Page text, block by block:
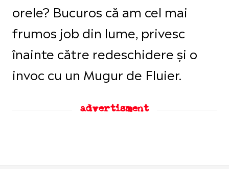
orele? Bucuros că am cel mai
frumos job din lume, privesc
înainte către redeschidere și o
invoc cu un Mugur de Fluier.
advertisment